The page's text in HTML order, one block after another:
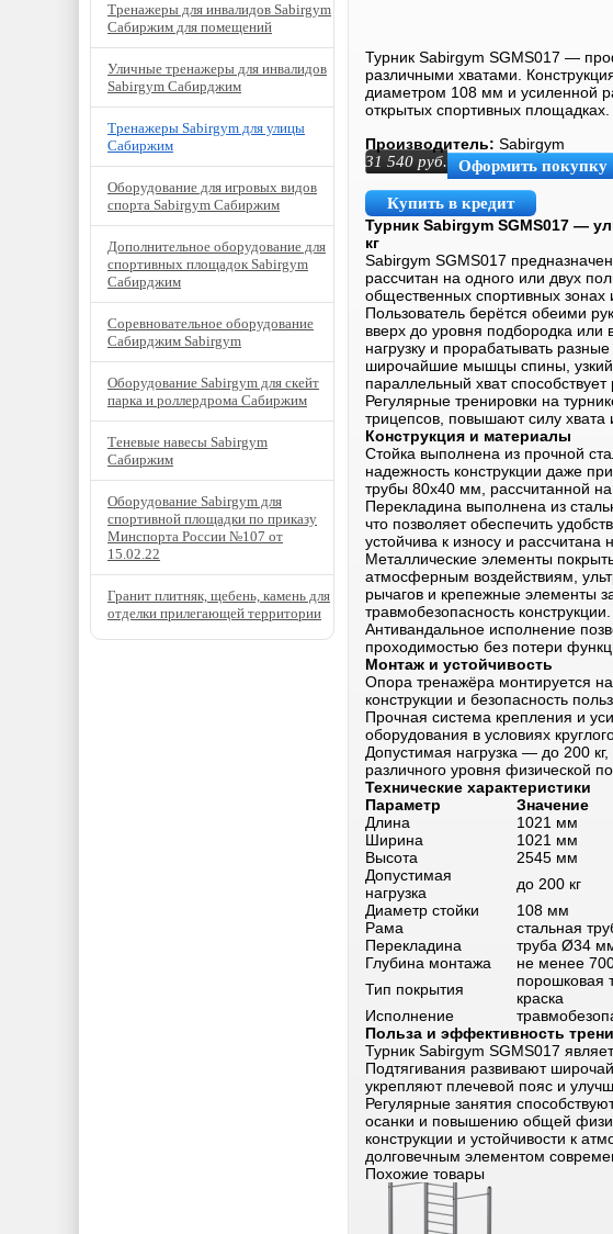
Турник Sabirgym SGMS017 —
различными хватами.
диаметром 108 мм и усиленной
открытых спортивных площадках.
Производитель: Sabirgym
31 540 руб. Оформить покупку
Купить в кредит
Турник Sabirgym SGMS017 —
кг
Sabirgym SGMS017
рассчитан на одного или двух
общественных спортивных зонах
Пользователь берётся обеими
вверх до уровня подбородка
нагрузку и прорабатывать
широчайшие мышцы спины,
параллельный хват
Регулярные тренировки на
трицепсов, повышают силу
Конструкция и материалы
Стойка выполнена из прочной
надежность конструкции даже
трубы 80х40 мм, рассчитанной на
Перекладина выполнена из
что позволяет обеспечить
устойчива к износу и рассчитана
Металлические элементы
атмосферным воздействиям,
рычагов и крепежные элементы
травмобезопасность конструкции.
Антивандальное исполнение
проходимостью без потери
Монтаж и устойчивость
Опора тренажёра монтируется
конструкции и безопасность
Прочная система крепления и
оборудования в условиях
Допустимая нагрузка — до 200
различного уровня физической
Технические характеристики
Параметр
Значение
Длина
1021 мм
Ширина
1021 мм
Высота
2545 мм
Допустимая
нагрузка
до 200 кг
Диаметр стойки
108 мм
Рама
стальная
Перекладина
труба Ø34
Глубина монтажа
не менее
Тип покрытия
порошковая
краска
Исполнение
Польза и эффективность
Турник Sabirgym SGMS017
Подтягивания развивают
укрепляют плечевой пояс и
Регулярные занятия
осанки и повышению общей
конструкции и устойчивости к
долговечным элементом
Похожие товары
Тренажеры для инвалидов Sabirgym
Сабиржим для помещений
Уличные тренажеры для инвалидов
Sabirgym Сабирджим
Тренажеры Sabirgym для улицы
Сабиржим
Оборудование для игровых видов
спорта Sabirgym Сабиржим
Дополнительное оборудование для
спортивных площадок Sabirgym
Сабирджим
Соревновательное оборудование
Сабирджим Sabirgym
Оборудование Sabirgym для скейт
парка и роллердрома Сабиржим
Теневые навесы Sabirgym
Сабиржим
Оборудование Sabirgym для
спортивной площадки по приказу
Минспорта России №107 от
15.02.22
Гранит плитняк, щебень, камень для
отделки прилегающей территории